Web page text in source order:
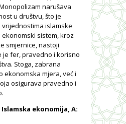
narušava
u društvu, što je
islamske
sistem, kroz
smjernice, nastoji
je fer, pravedno i korisno
Stoga, zabrana
ekonomska mjera, već i
osigurava pravedno i
Islamska ekonomija, A: